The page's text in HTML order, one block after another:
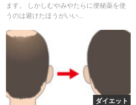
ます。 しかしむやみやたらに便秘薬を使
うのは避けたほうがいい...
ダイエット